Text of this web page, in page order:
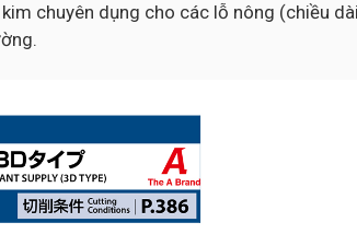
chuyên dụng cho các lỗ nông (chiều